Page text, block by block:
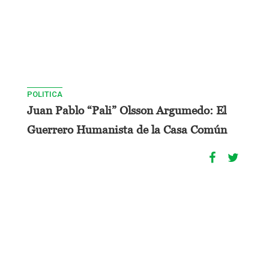
POLITICA
Juan Pablo “Pali” Olsson Argumedo: El
Guerrero Humanista de la Casa Común